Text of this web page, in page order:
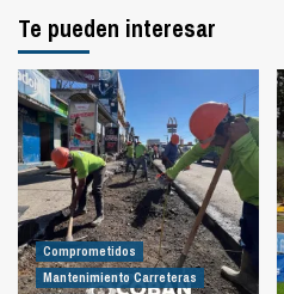
Te pueden interesar
Comprometidos
Mantenimiento Carreteras